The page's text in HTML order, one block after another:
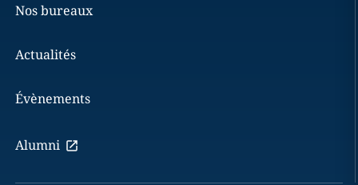
Nos bureaux
Actualités
Évènements
Alumni